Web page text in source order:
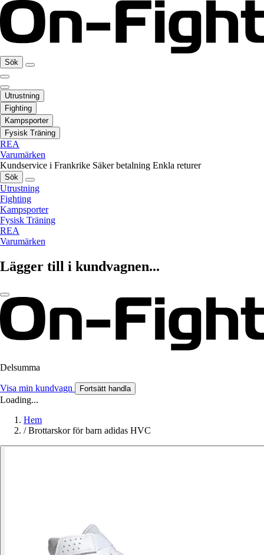
Sök
Utrustning
Fighting
Kampsporter
Fysisk Träning
REA
Varumärken
Kundservice i Frankrike Säker betalning Enkla returer
Sök
Utrustning
Fighting
Kampsporter
Fysisk Träning
REA
Varumärken
Lägger till i kundvagnen...
Delsumma
Visa min kundvagn Fortsätt handla
Loading...
Hem
/ Brottarskor för barn adidas HVC